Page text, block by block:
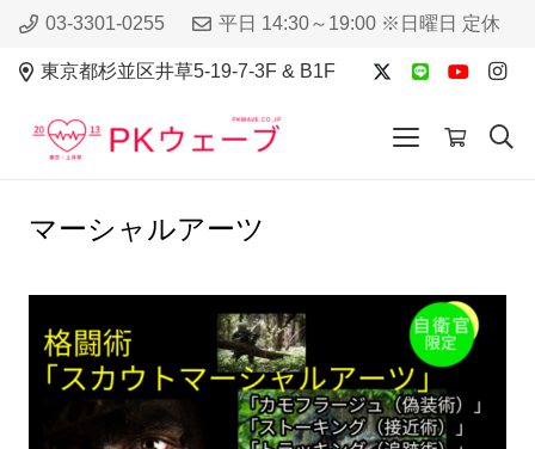
03-3301-0255 平日 14:30～19:00 ※日曜日 定休
東京都杉並区井草5-19-7-3F & B1F
マーシャルアーツ